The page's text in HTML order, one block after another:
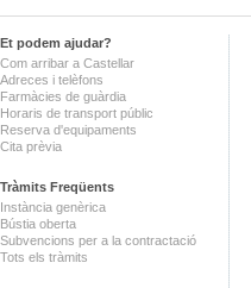
Et podem ajudar?
Com arribar a Castellar
Adreces i telèfons
Farmàcies de guàrdia
Horaris de transport públic
Reserva d'equipaments
Cita prèvia
Tràmits Freqüents
Instància genèrica
Bústia oberta
Subvencions per a la contractació
Tots els tràmits